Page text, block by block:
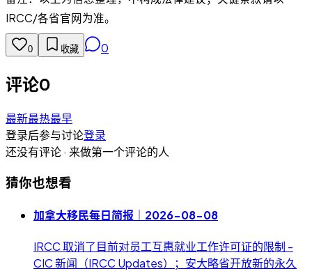
IRCC/各省官网为准。
0 收藏 0
评论0
最新最热最早
登录后参与讨论登录
还没有评论 · 来做第一个评论的人
猜你也想看
加拿大移民每日简报｜2026-08-08
IRCC 取消了目前对员工互惠就业工作许可证的限制 -
CIC 新闻（IRCC Updates）；安大略省开放新的永久